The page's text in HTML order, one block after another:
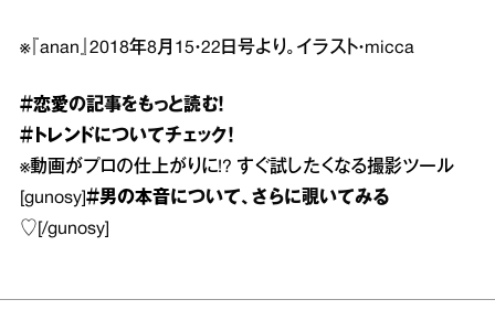
※『anan』2018年8月15・22日号より。イラスト・micca
＃恋愛の記事をもっと読む！
＃トレンドについてチェック！
※動画がプロの仕上がりに!? すぐ試したくなる撮影ツール
[gunosy] ＃男の本音について、さらに覗いてみる
♡ [/gunosy]